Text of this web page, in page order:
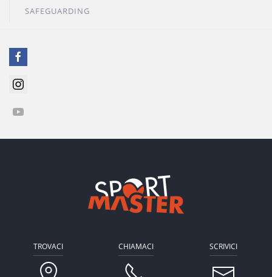
SAFEGUARDING
TROVACI CHIAMACI SCRIVICI